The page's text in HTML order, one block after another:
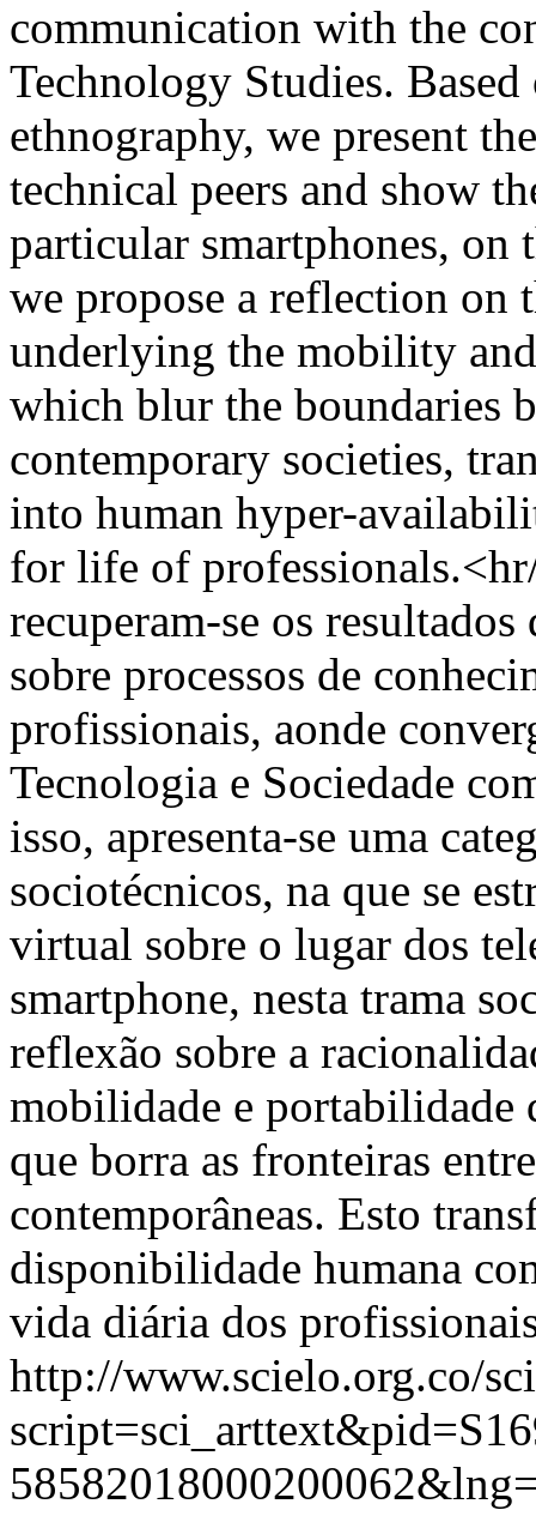
communication with the
Technology Studies.
ethnography, we present
technical peers and show
particular smartphones, on
we propose a reflection on
underlying the mobility
which blur the boundaries
contemporary societies,
into human hyper-
for life of
recuperam-se os
sobre processos de
profissionais, aonde
Tecnologia e Sociedade
isso, apresenta-se uma
sociotécnicos, na que se
virtual sobre o lugar dos
smartphone, nesta trama
reflexão sobre a
mobilidade e portabilidade
que borra as fronteiras
contemporâneas. Esto
disponibilidade humana
vida diária dos
http://www.scielo.org.co/